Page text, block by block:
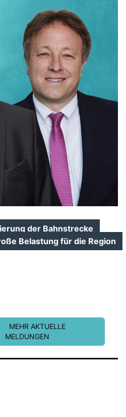
der Bahnstrecke
Belastung für die Region
MEHR AKTUELLE
MELDUNGEN